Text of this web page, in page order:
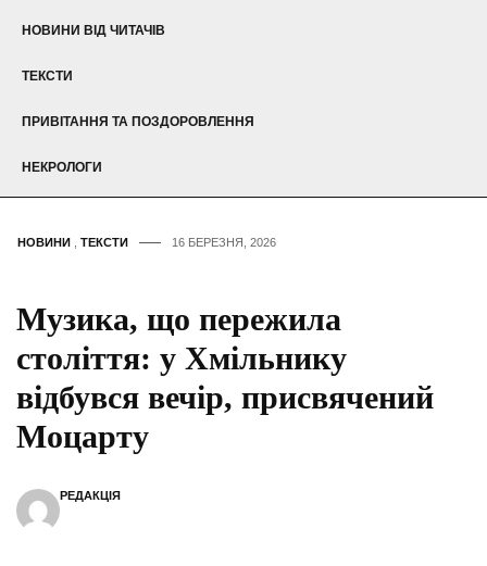
НОВИНИ ВІД ЧИТАЧІВ
ТЕКСТИ
ПРИВІТАННЯ ТА ПОЗДОРОВЛЕННЯ
НЕКРОЛОГИ
НОВИНИ ТЕКСТИ 16 БЕРЕЗНЯ, 2026
Музика, що пережила
століття: у Хмільнику
відбувся вечір, присвячений
Моцарту
РЕДАКЦІЯ